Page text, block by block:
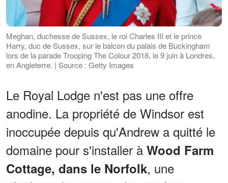
Meghan, duchesse de Sussex, le roi Charles III et le prince
Harry, duc de Sussex, sur le balcon du palais de Buckingham
lors de la parade Trooping The Colour 2018, le 9 juin à Londres,
en Angleterre. | Source : Getty Images
Le Royal Lodge n'est pas une offre
anodine. La propriété de Windsor est
inoccupée depuis qu'Andrew a quitté le
domaine pour s'installer à Wood Farm
Cottage, dans le Norfolk, une